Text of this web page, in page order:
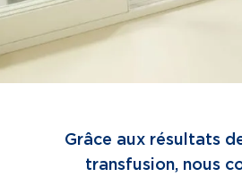
Grâce aux résultats
transfusion, nous